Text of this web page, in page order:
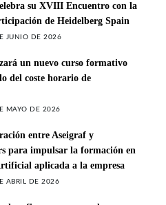
su XVIII Encuentro con la
de Heidelberg Spain
JUNIO DE 2026
un nuevo curso formativo
del coste horario de
MAYO DE 2026
entre Aseigraf y
para impulsar la formación en
aplicada a la empresa
ABRIL DE 2026